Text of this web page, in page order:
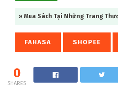
» Mua Sách Tại Những Trang
FAHASA SHOPEE
0
SHARES